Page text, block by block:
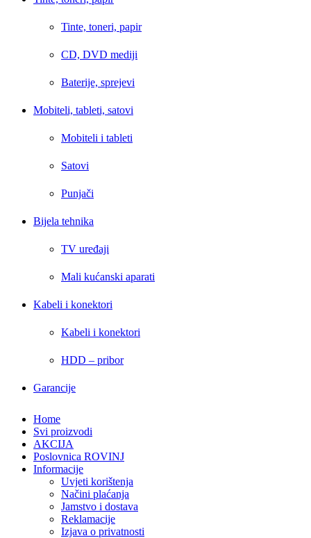
Tinte, toneri, papir
CD, DVD mediji
Baterije, sprejevi
Mobiteli, tableti, satovi
Mobiteli i tableti
Satovi
Punjači
Bijela tehnika
TV uređaji
Mali kućanski aparati
Kabeli i konektori
Kabeli i konektori
HDD – pribor
Garancije
Home
Svi proizvodi
AKCIJA
Poslovnica ROVINJ
Informacije
Uvjeti korištenja
Načini plaćanja
Jamstvo i dostava
Reklamacije
Izjava o privatnosti